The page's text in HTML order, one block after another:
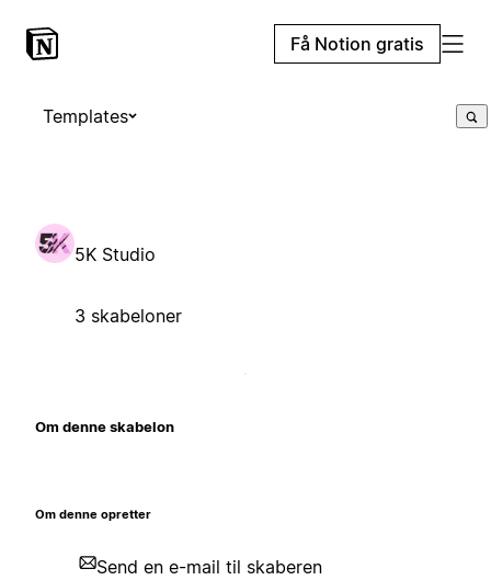
Få Notion gratis
Templates
5K Studio
3 skabeloner
Om denne skabelon
Om denne opretter
Send en e-mail til skaberen